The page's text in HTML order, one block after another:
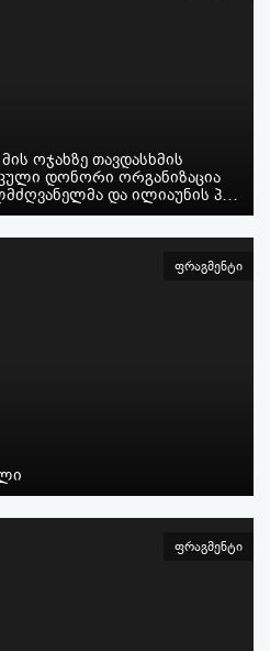
ოჯახზე თავდასხმის
დონორი ორგანიზაცია
და ილიაუნის პ…
ფრაგმენტი
ფრაგმენტი